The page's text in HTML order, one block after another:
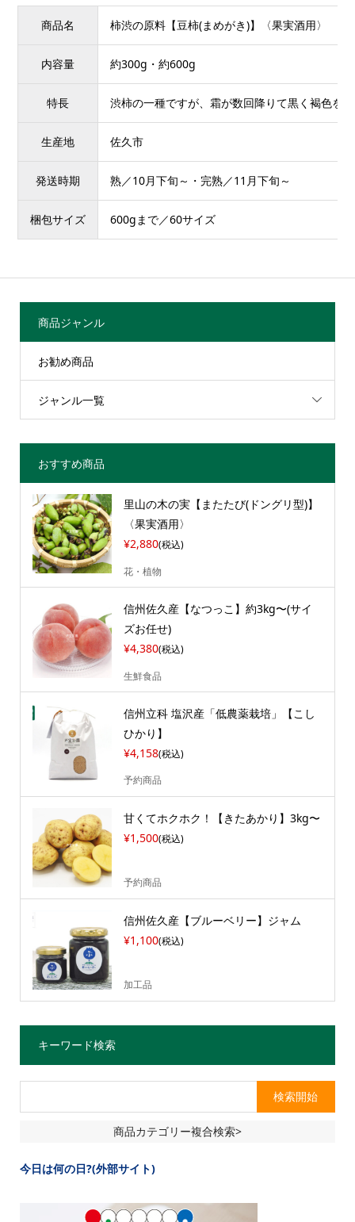
商品名 柿渋の原料【豆柿(まめがき)】〈果実酒用〉
内容量 約300g・約600g
特長 渋柿の一種ですが、霜が数回降りて黒く褐色を
生産地 佐久市
発送時期 熟／10月下旬～・完熟／11月下旬～
梱包サイズ 600gまで／60サイズ
商品ジャンル
お勧め商品
ジャンル一覧
おすすめ商品
里山の木の実【またたび(ドングリ型)】
〈果実酒用〉
¥2,880(税込)
花・植物
信州佐久産【なつっこ】約3kg〜(サイ
ズお任せ)
¥4,380(税込)
生鮮食品
信州立科 塩沢産「低農薬栽培」【こし
ひかり】
¥4,158(税込)
予約商品
甘くてホクホク！【きたあかり】3kg〜
¥1,500(税込)
予約商品
信州佐久産【ブルーベリー】ジャム
¥1,100(税込)
加工品
キーワード検索
商品カテゴリー複合検索>
今日は何の日?(外部サイト)